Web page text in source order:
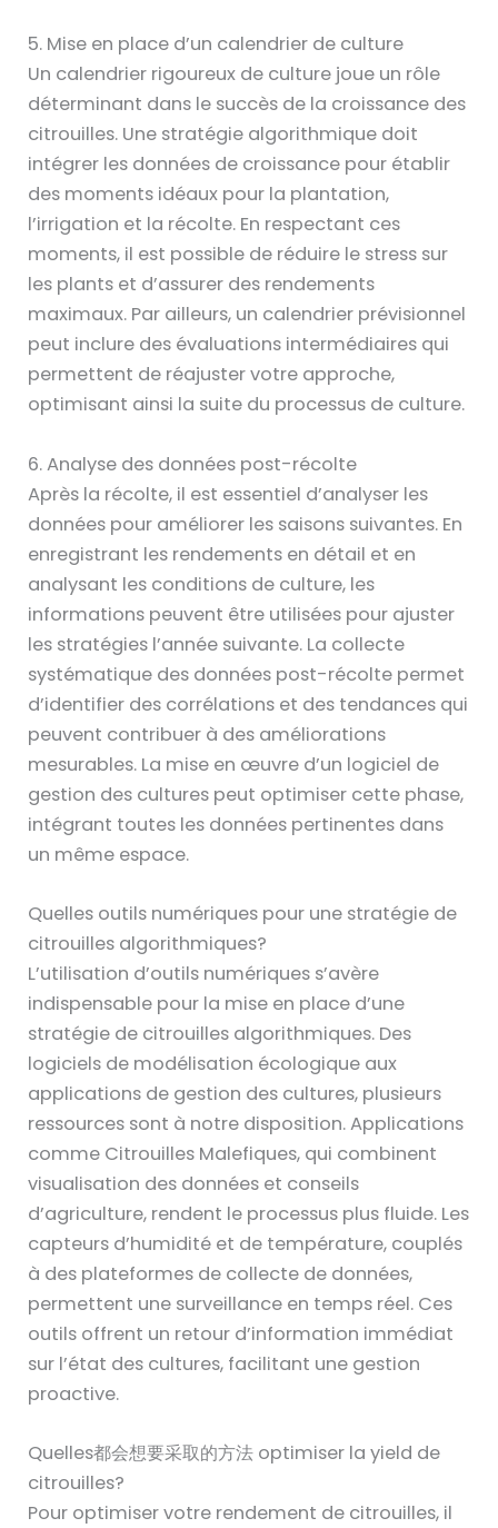
5. Mise en place d’un calendrier de culture
Un calendrier rigoureux de culture joue un rôle
déterminant dans le succès de la croissance des
citrouilles. Une stratégie algorithmique doit
intégrer les données de croissance pour établir
des moments idéaux pour la plantation,
l’irrigation et la récolte. En respectant ces
moments, il est possible de réduire le stress sur
les plants et d’assurer des rendements
maximaux. Par ailleurs, un calendrier prévisionnel
peut inclure des évaluations intermédiaires qui
permettent de réajuster votre approche,
optimisant ainsi la suite du processus de culture.
6. Analyse des données post-récolte
Après la récolte, il est essentiel d’analyser les
données pour améliorer les saisons suivantes. En
enregistrant les rendements en détail et en
analysant les conditions de culture, les
informations peuvent être utilisées pour ajuster
les stratégies l’année suivante. La collecte
systématique des données post-récolte permet
d’identifier des corrélations et des tendances qui
peuvent contribuer à des améliorations
mesurables. La mise en œuvre d’un logiciel de
gestion des cultures peut optimiser cette phase,
intégrant toutes les données pertinentes dans
un même espace.
Quelles outils numériques pour une stratégie de
citrouilles algorithmiques?
L’utilisation d’outils numériques s’avère
indispensable pour la mise en place d’une
stratégie de citrouilles algorithmiques. Des
logiciels de modélisation écologique aux
applications de gestion des cultures, plusieurs
ressources sont à notre disposition. Applications
comme Citrouilles Malefiques, qui combinent
visualisation des données et conseils
d’agriculture, rendent le processus plus fluide. Les
capteurs d’humidité et de température, couplés
à des plateformes de collecte de données,
permettent une surveillance en temps réel. Ces
outils offrent un retour d’information immédiat
sur l’état des cultures, facilitant une gestion
proactive.
Quelles都会想要采取的方法 optimiser la yield de
citrouilles?
Pour optimiser votre rendement de citrouilles, il